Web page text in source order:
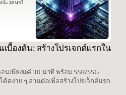
บื้องต้น: สร้างโปรเจกต์แรกใน
เพียงแค่ 30 นาที พร้อม SSR/SSG
ค้ดง่าย ๆ อ่านต่อเพื่อสร้างโปรเจ็กต์แรก